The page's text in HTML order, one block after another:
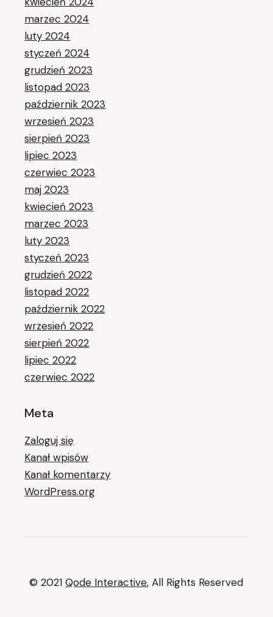
marzec 2024
luty 2024
styczeń 2024
grudzień 2023
listopad 2023
październik 2023
wrzesień 2023
sierpień 2023
lipiec 2023
czerwiec 2023
maj 2023
kwiecień 2023
marzec 2023
luty 2023
styczeń 2023
grudzień 2022
listopad 2022
październik 2022
wrzesień 2022
sierpień 2022
lipiec 2022
czerwiec 2022
Meta
Zaloguj się
Kanał wpisów
Kanał komentarzy
WordPress.org
© 2021Qode Interactive, All Rights Reserved